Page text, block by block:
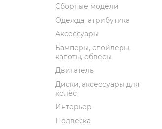
Сборные модели
Одежда, атрибутика
Аксессуары
Бамперы, спойлеры,
капоты, обвесы
Двигатель
Диски, аксессуары для
колёс
Интерьер
Подвеска